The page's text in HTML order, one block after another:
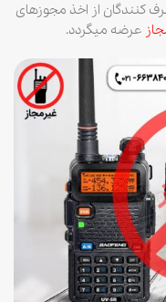
کنندگان از اخذ مجوزهای
عرضه میگردد.